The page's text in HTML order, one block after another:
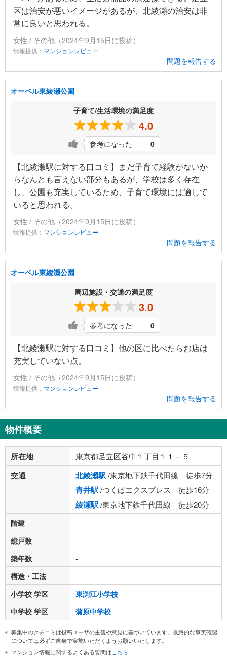
区は治安が悪いイメージがあるが、北綾瀬の治安は非
常に良いと思われる。
女性 / その他（2024年9月15日に投稿）
情報提供： マンションレビュー
問題を報告する
オーベル東綾瀬公園
子育て/生活環境の満足度
4.0
参考になった 0
【北綾瀬駅に対する口コミ】まだ子育て経験がないか
らなんとも言えない部分もあるが、学校は多く存在
し、公園も充実しているため、子育て環境には適して
いると思われる。
女性 / その他（2024年9月15日に投稿）
情報提供： マンションレビュー
問題を報告する
オーベル東綾瀬公園
周辺施設・交通の満足度
3.0
参考になった 0
【北綾瀬駅に対する口コミ】他の区に比べたらお店は
充実していない点。
女性 / その他（2024年9月15日に投稿）
情報提供： マンションレビュー
問題を報告する
物件概要
所在地 東京都足立区谷中１丁目１１－５
交通 北綾瀬駅/東京地下鉄千代田線 徒歩7分
青井駅/つくばエクスプレス 徒歩16分
綾瀬駅/東京地下鉄千代田線 徒歩20分
階建
-
総戸数
-
築年数
-
構造・工法
-
小学校 学区
東渕江小学校
中学校 学区
蒲原中学校
募集中のクチコミは投稿ユーザの主観や意見に基づいています。最終的な事実確認
については必ずご自身で実施いただくようお願いいたします。
マンション情報に関するよくある質問はこちら